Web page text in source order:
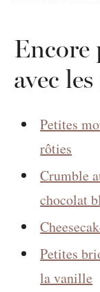
Encore
avec
Petites
rôties
Crumble
chocolat
Petites
la vanille